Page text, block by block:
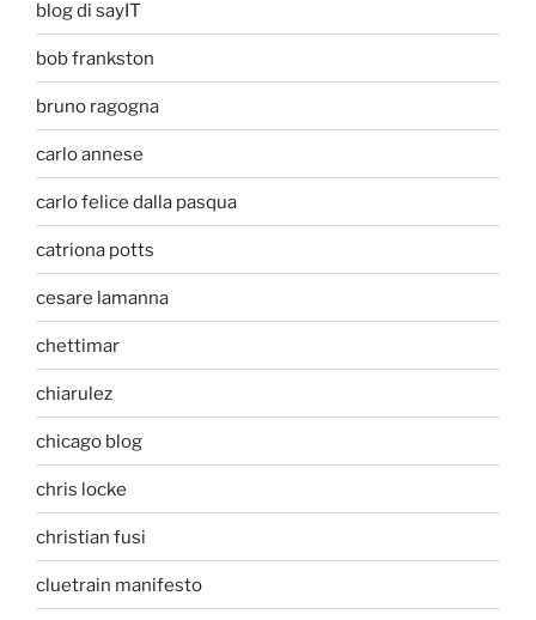
blog di sayIT
bob frankston
bruno ragogna
carlo annese
carlo felice dalla pasqua
catriona potts
cesare lamanna
chettimar
chiarulez
chicago blog
chris locke
christian fusi
cluetrain manifesto